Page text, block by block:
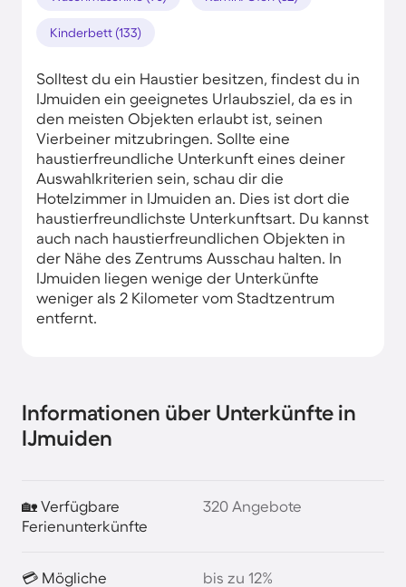
Kinderbett (133)
Solltest du ein Haustier besitzen, findest du in
IJmuiden ein geeignetes Urlaubsziel, da es in
den meisten Objekten erlaubt ist, seinen
Vierbeiner mitzubringen. Sollte eine
haustierfreundliche Unterkunft eines deiner
Auswahlkriterien sein, schau dir die
Hotelzimmer in IJmuiden an. Dies ist dort die
haustierfreundlichste Unterkunftsart. Du kannst
auch nach haustierfreundlichen Objekten in
der Nähe des Zentrums Ausschau halten. In
IJmuiden liegen wenige der Unterkünfte
weniger als 2 Kilometer vom Stadtzentrum
entfernt.
Informationen über Unterkünfte in
IJmuiden
🏡 Verfügbare
Ferienunterkünfte
320 Angebote
💳 Mögliche
bis zu 12%